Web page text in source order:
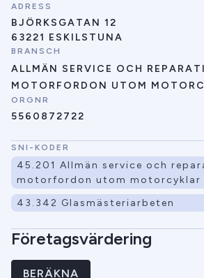
ADRESS
BJÖRKSGATAN 12
63221 ESKILSTUNA
BRANSCH
ALLMÄN SERVICE OCH
MOTORFORDON UTOM
ORGNR
5560872722
SNI-KODER
45.201 Allmän service och
motorfordon utom motorcyklar
43.342 Glasmästeriarbeten
Företagsvärdering
BERÄKNA